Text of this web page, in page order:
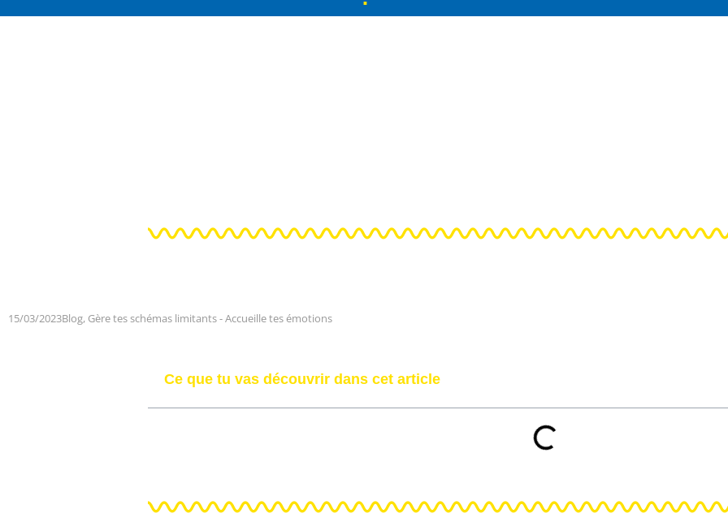
15/03/2023Blog, Gère tes schémas limitants - Accueille tes émotions
Ce que tu vas découvrir dans cet article